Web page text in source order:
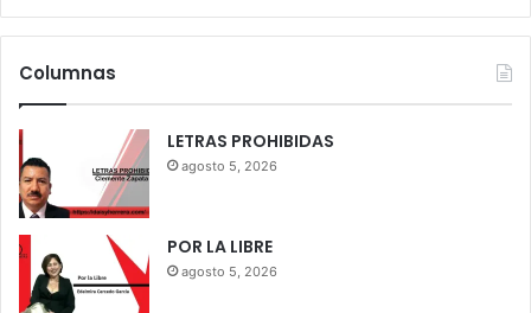
Columnas
LETRAS PROHIBIDAS
agosto 5, 2026
POR LA LIBRE
agosto 5, 2026